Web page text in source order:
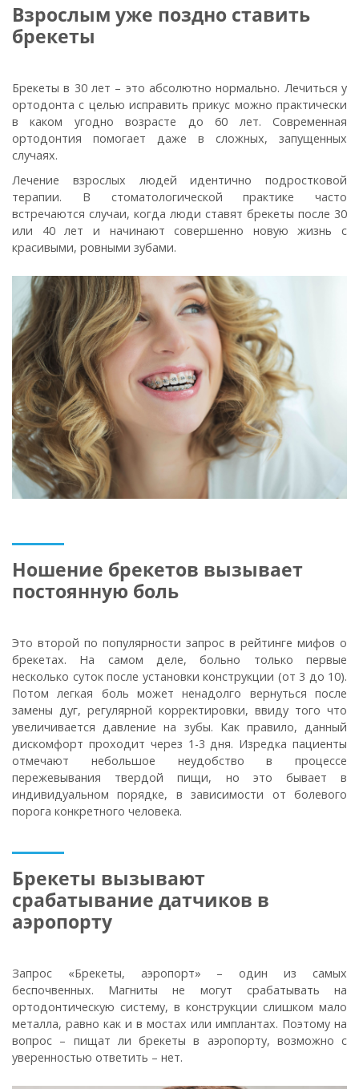
Взрослым уже поздно ставить
брекеты
Брекеты в 30 лет – это абсолютно нормально. Лечиться у
ортодонта с целью исправить прикус можно практически
в каком угодно возрасте до 60 лет. Современная
ортодонтия помогает даже в сложных, запущенных
случаях.
Лечение взрослых людей идентично подростковой
терапии. В стоматологической практике часто
встречаются случаи, когда люди ставят брекеты после 30
или 40 лет и начинают совершенно новую жизнь с
красивыми, ровными зубами.
Ношение брекетов вызывает
постоянную боль
Это второй по популярности запрос в рейтинге мифов о
брекетах. На самом деле, больно только первые
несколько суток после установки конструкции (от 3 до 10).
Потом легкая боль может ненадолго вернуться после
замены дуг, регулярной корректировки, ввиду того что
увеличивается давление на зубы. Как правило, данный
дискомфорт проходит через 1-3 дня. Изредка пациенты
отмечают небольшое неудобство в процессе
пережевывания твердой пищи, но это бывает в
индивидуальном порядке, в зависимости от болевого
порога конкретного человека.
Брекеты вызывают
срабатывание датчиков в
аэропорту
Запрос «Брекеты, аэропорт» – один из самых
беспочвенных. Магниты не могут срабатывать на
ортодонтическую систему, в конструкции слишком мало
металла, равно как и в мостах или имплантах. Поэтому на
вопрос – пищат ли брекеты в аэропорту, возможно с
уверенностью ответить – нет.